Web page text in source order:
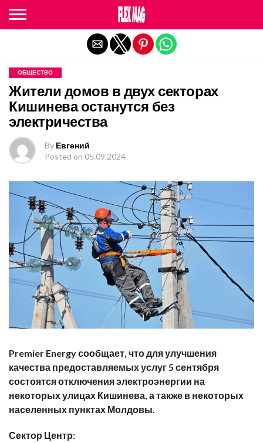
ОБЩЕСТВО
Жители домов в двух секторах
Кишинева останутся без
электричества
By Евгений
Posted on 05.09.2024
Premier Energy сообщает, что для улучшения
качества предоставляемых услуг 5 сентября
состоятся отключения электроэнергии на
некоторых улицах Кишинева, а также в некоторых
населенных пунктах Молдовы.
Сектор Центр:
Exit mobile version